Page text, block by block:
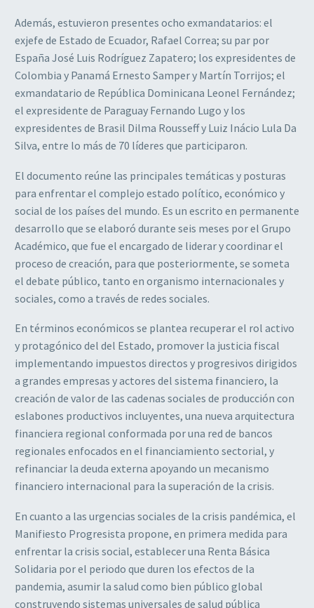
Además, estuvieron presentes ocho exmandatarios: el
exjefe de Estado de Ecuador, Rafael Correa; su par por
España José Luis Rodríguez Zapatero; los expresidentes de
Colombia y Panamá Ernesto Samper y Martín Torrijos; el
exmandatario de República Dominicana Leonel Fernández;
el expresidente de Paraguay Fernando Lugo y los
expresidentes de Brasil Dilma Rousseff y Luiz Inácio Lula Da
Silva, entre lo más de 70 líderes que participaron.
El documento reúne las principales temáticas y posturas
para enfrentar el complejo estado político, económico y
social de los países del mundo. Es un escrito en permanente
desarrollo que se elaboró durante seis meses por el Grupo
Académico, que fue el encargado de liderar y coordinar el
proceso de creación, para que posteriormente, se someta
el debate público, tanto en organismo internacionales y
sociales, como a través de redes sociales.
En términos económicos se plantea recuperar el rol activo
y protagónico del del Estado, promover la justicia fiscal
implementando impuestos directos y progresivos dirigidos
a grandes empresas y actores del sistema financiero, la
creación de valor de las cadenas sociales de producción con
eslabones productivos incluyentes, una nueva arquitectura
financiera regional conformada por una red de bancos
regionales enfocados en el financiamiento sectorial, y
refinanciar la deuda externa apoyando un mecanismo
financiero internacional para la superación de la crisis.
En cuanto a las urgencias sociales de la crisis pandémica, el
Manifiesto Progresista propone, en primera medida para
enfrentar la crisis social, establecer una Renta Básica
Solidaria por el periodo que duren los efectos de la
pandemia, asumir la salud como bien público global
construyendo sistemas universales de salud pública